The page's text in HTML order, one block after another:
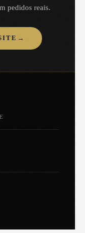
pedidos reais.
→